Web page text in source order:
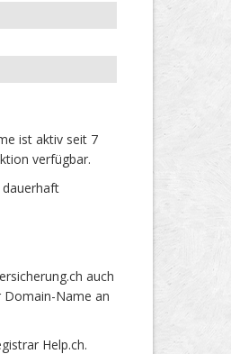
ist aktiv seit 7
verfügbar.
dauerhaft
auch
Domain-Name an
Help.ch.